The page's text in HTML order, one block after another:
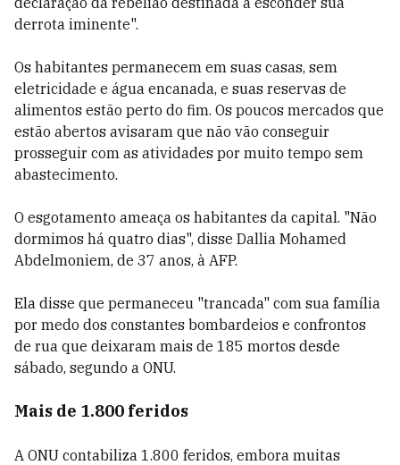
derrota iminente".
Os habitantes permanecem em suas casas, sem
eletricidade e água encanada, e suas reservas de
alimentos estão perto do fim. Os poucos mercados que
estão abertos avisaram que não vão conseguir
prosseguir com as atividades por muito tempo sem
abastecimento.
O esgotamento ameaça os habitantes da capital. "Não
dormimos há quatro dias", disse Dallia Mohamed
Abdelmoniem, de 37 anos, à AFP.
Ela disse que permaneceu "trancada" com sua família
por medo dos constantes bombardeios e confrontos
de rua que deixaram mais de 185 mortos desde
sábado, segundo a ONU.
Mais de 1.800 feridos
A ONU contabiliza 1.800 feridos, embora muitas